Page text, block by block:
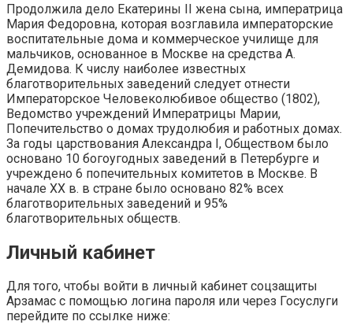
Продолжила дело Екатерины II жена сына, императрица
Мария Федоровна, которая возглавила императорские
воспитательные дома и коммерческое училище для
мальчиков, основанное в Москве на средства А.
Демидова. К числу наиболее известных
благотворительных заведений следует отнести
Императорское Человеколюбивое общество (1802),
Ведомство учреждений Императрицы Марии,
Попечительство о домах трудолюбия и работных домах.
За годы царствования Александра I, Обществом было
основано 10 богоугодных заведений в Петербурге и
учреждено 6 попечительных комитетов в Москве. В
начале ХХ в. в стране было основано 82% всех
благотворительных заведений и 95%
благотворительных обществ.
Личный кабинет
Для того, чтобы войти в личный кабинет соцзащиты
Арзамас с помощью логина пароля или через Госуслуги
перейдите по ссылке ниже: